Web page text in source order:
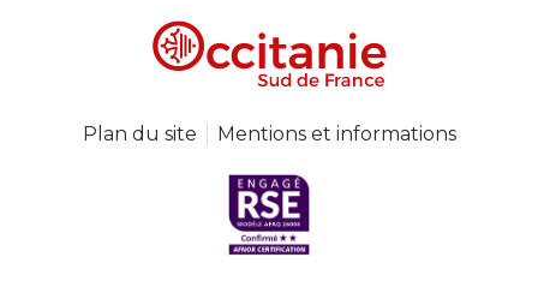
Plan du site Mentions et informations